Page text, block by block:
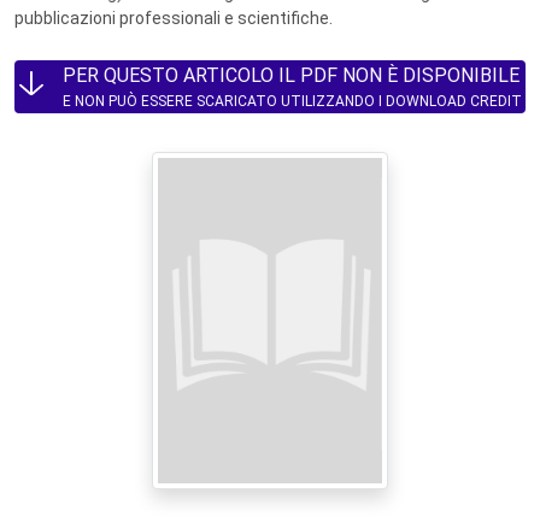
pubblicazioni professionali e scientifiche.
PER QUESTO ARTICOLO IL PDF NON È DISPONIBILE
E NON PUÒ ESSERE SCARICATO UTILIZZANDO I DOWNLOAD CREDIT